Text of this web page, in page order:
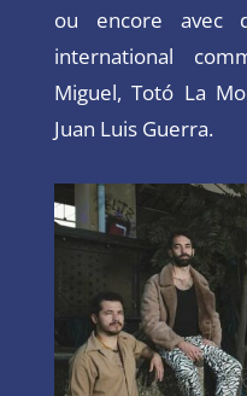
ou encore avec
international
Miguel, Totó La
Juan Luis Guerra.